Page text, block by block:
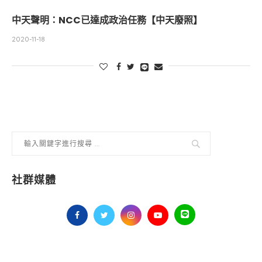
中天聲明：NCC已達成政治任務【中天廢照】
2020-11-18
社群媒體